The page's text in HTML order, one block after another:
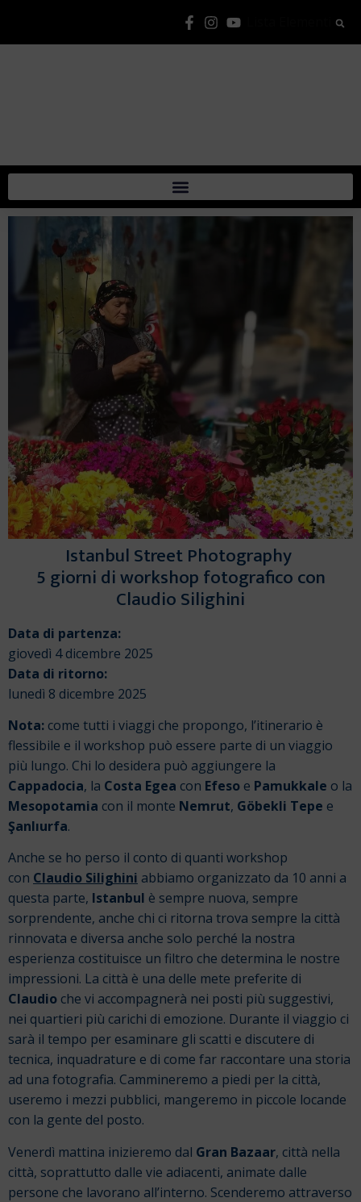
Istanbul Street Photography
5 giorni di workshop fotografico con
Claudio Silighini
Data di partenza:
giovedì 4 dicembre 2025
Data di ritorno:
lunedì 8 dicembre 2025
Nota: come tutti i viaggi che propongo, l’itinerario è
flessibile e il workshop può essere parte di un viaggio
più lungo. Chi lo desidera può aggiungere la
Cappadocia, la Costa Egea con Efeso e Pamukkale o la
Mesopotamia con il monte Nemrut, Göbekli Tepe e
Şanlıurfa.
Anche se ho perso il conto di quanti workshop
con Claudio Silighini abbiamo organizzato da 10 anni a
questa parte, Istanbul è sempre nuova, sempre
sorprendente, anche chi ci ritorna trova sempre la città
rinnovata e diversa anche solo perché la nostra
esperienza costituisce un filtro che determina le nostre
impressioni. La città è una delle mete preferite di
Claudio che vi accompagnerà nei posti più suggestivi,
nei quartieri più carichi di emozione. Durante il viaggio ci
sarà il tempo per esaminare gli scatti e discutere di
tecnica, inquadrature e di come far raccontare una storia
ad una fotografia. Cammineremo a piedi per la città,
useremo i mezzi pubblici, mangeremo in piccole locande
con la gente del posto.
Venerdì mattina inizieremo dal Gran Bazaar, città nella
città, soprattutto dalle vie adiacenti, animate dalle
persone che lavorano all’interno. Scenderemo attraverso